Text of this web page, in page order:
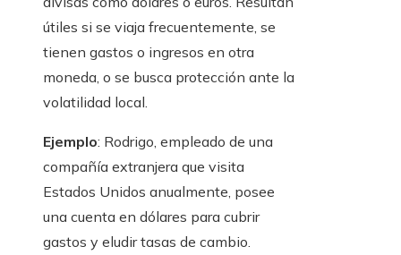
útiles si se viaja frecuentemente, se
tienen gastos o ingresos en otra
moneda, o se busca protección ante la
volatilidad local.
Ejemplo: Rodrigo, empleado de una
compañía extranjera que visita
Estados Unidos anualmente, posee
una cuenta en dólares para cubrir
gastos y eludir tasas de cambio.